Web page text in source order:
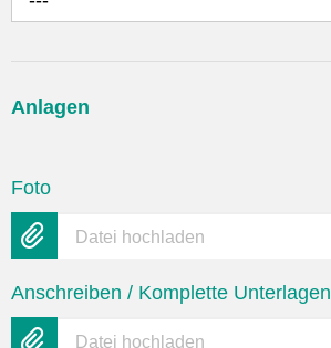
Anlagen
Foto
Datei hochladen
Anschreiben / Komplette Unterlagen
Datei hochladen